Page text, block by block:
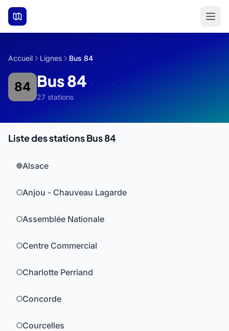
Aller au contenu principal
Accueil Lignes Bus 84
84 Bus 84
27 stations
Liste des stations Bus 84
Alsace
Anjou - Chauveau Lagarde
Assemblée Nationale
Centre Commercial
Charlotte Perriand
Concorde
Courcelles